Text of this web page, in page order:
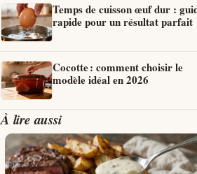
Temps de cuisson œuf dur :
rapide pour un résultat parfait
Cocotte : comment choisir le
modèle idéal en 2026
À lire aussi